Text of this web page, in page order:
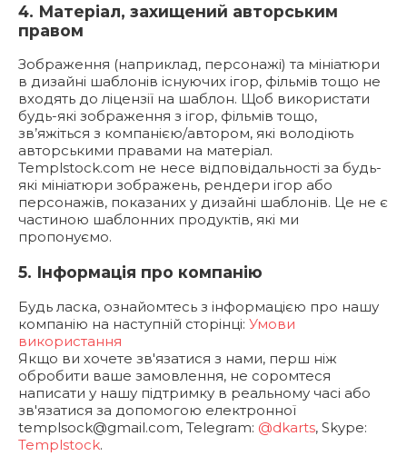
4. Матеріал, захищений авторським
правом
Зображення (наприклад, персонажі) та мініатюри
в дизайні шаблонів існуючих ігор, фільмів тощо не
входять до ліцензії на шаблон. Щоб використати
будь-які зображення з ігор, фільмів тощо,
зв’яжіться з компанією/автором, які володіють
авторськими правами на матеріал.
Templstock.com не несе відповідальності за будь-
які мініатюри зображень, рендери ігор або
персонажів, показаних у дизайні шаблонів. Це не є
частиною шаблонних продуктів, які ми
пропонуємо.
5. Інформація про компанію
Будь ласка, ознайомтесь з інформацією про нашу
компанію на наступній сторінці: Умови
використання
Якщо ви хочете зв'язатися з нами, перш ніж
обробити ваше замовлення, не соромтеся
написати у нашу підтримку в реальному часі або
зв'язатися за допомогою електронної
templsock@gmail.com, Telegram: @dkarts, Skype:
Templstock.